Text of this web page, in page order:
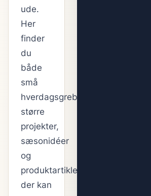
ude.
Her
finder
du
både
små
hverdagsgreb,
større
projekter,
sæsonidéer
og
produktartikler,
der kan